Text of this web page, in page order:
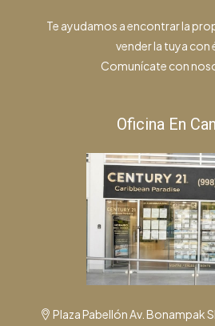
Te ayudamos a encontrar la
vender la tuya con
Comunícate con
Oficina En
Plaza Pabellón Av. Bonampak